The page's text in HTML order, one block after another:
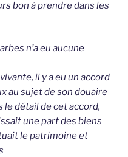
bon à prendre dans les
n’a eu aucune
il y a eu un accord
au sujet de son douaire
le détail de cet accord,
une part des biens
le patrimoine et